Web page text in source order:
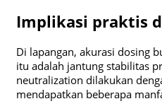
Implikasi praktis
Di lapangan, akurasi dosing
itu adalah jantung stabilitas
neutralization dilakukan
mendapatkan beberapa